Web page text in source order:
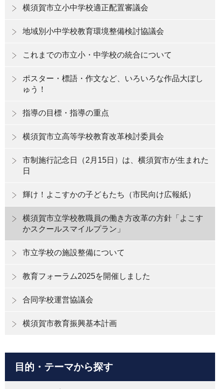
横須賀市立小中学校適正配置審議会
地域別小中学校教育環境整備検討協議会
これまでの市立小・中学校の統合について
ポスター・標語・作文など、いろいろな作品大ぼし
ゅう！
指導の目標・指導の重点
横須賀市立高等学校教育改革検討委員会
市制施行記念日（2月15日）は、横須賀市が生まれた
日
輝け！よこすかの子どもたち（市民向け広報紙）
横須賀市立学校教職員の働き方改革の方針「よこす
かスクールスマイルプラン」
市立学校の施設整備について
教育フォーラム2025を開催しました
合同学校運営協議会
横須賀市教育振興基本計画
目的・テーマから探す